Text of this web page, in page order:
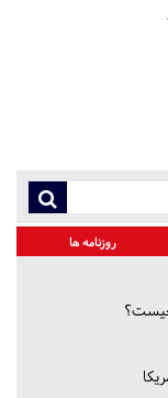
روزنامه ها
چیست؟